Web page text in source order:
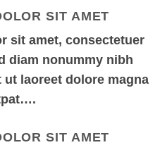
SIT AMET
sit amet, consectetuer
diam nonummy nibh
laoreet dolore magna
SIT AMET